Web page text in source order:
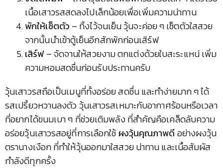
เนื้อเสาวรสสดลงไปเล็กน้อยเพื่อเพิ่มความน่าทาน
พักให้เซ็ตตัว – ทิ้งไว้จนเย็น วุ้นจะค่อย ๆ เซ็ตตัวใสสวย
จากนั้นนำเข้าตู้เย็นอีกสักพักก่อนเสิร์ฟ
เสิร์ฟ– จัดจานให้สวยงาม ตกแต่งด้วยใบสะระแหน่ เพิ่ม
ความหอมสดชื่นก่อนรับประทานครับ
วุ้นเสาวรสถือเป็นเมนูที่ทั้งอร่อย สดชื่น และทำง่ายมาก ๆ ได้
รสเปรี้ยวหวานลงตัว วุ้นเสาวรสเหมาะกับอากาศร้อนหรือเวลา
ที่อยากได้ขนมเบา ๆ ที่ช่วยเติมพลัง ที่สำคัญคือเคล็ดลับความ
อร่อยวุ้นเสาวรสอยู่ที่การเลือกใช้ ผงวุ้นคุณภาพดี อย่างผงวุ้น
ตรานางเงือก ที่ทำให้วุ้นออกมาใสสวย น่าทาน และเนื้อสัมผัส
กำลังดีทุกครั้ง